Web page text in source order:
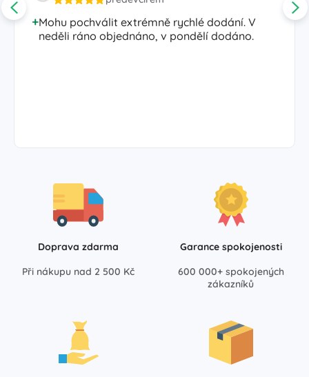
Mohu pochválit extrémně rychlé dodání. V
neděli ráno objednáno, v pondělí dodáno.
Doprava zdarma
Při nákupu nad 2 500 Kč
Garance spokojenosti
600 000+ spokojených
zákazníků